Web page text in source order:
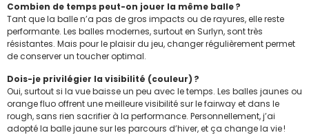
Combien de temps peut-on jouer la même balle ?
Tant que la balle n’a pas de gros impacts ou de rayures, elle reste
performante. Les balles modernes, surtout en Surlyn, sont très
résistantes. Mais pour le plaisir du jeu, changer régulièrement permet
de conserver un toucher optimal.
Dois-je privilégier la visibilité (couleur) ?
Oui, surtout si la vue baisse un peu avec le temps. Les balles jaunes ou
orange fluo offrent une meilleure visibilité sur le fairway et dans le
rough, sans rien sacrifier à la performance. Personnellement, j’ai
adopté la balle jaune sur les parcours d’hiver, et ça change la vie !